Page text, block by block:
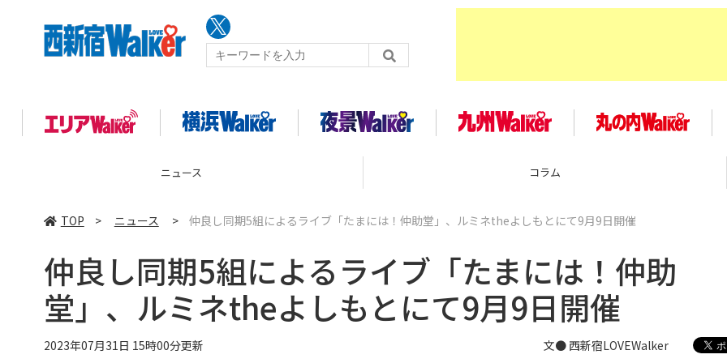
TOP > ニュース > 仲良し同期5組によるライブ「たまには！仲助堂」、ルミネtheよしもとにて9月9日開催
仲良し同期5組によるライブ「たまには！仲助
堂」、ルミネtheよしもとにて9月9日開催
2023年07月31日 15時00分更新 文● 西新宿LOVEWalker